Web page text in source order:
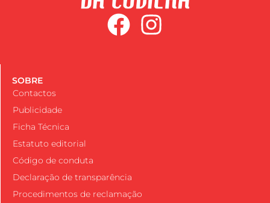
SOBRE
Contactos
Publicidade
Ficha Técnica
Estatuto editorial
Código de conduta
Declaração de transparência
Procedimentos de reclamação